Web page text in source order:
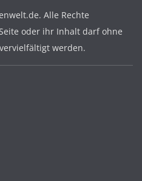
Alle Rechte
oder ihr Inhalt darf ohne
werden.